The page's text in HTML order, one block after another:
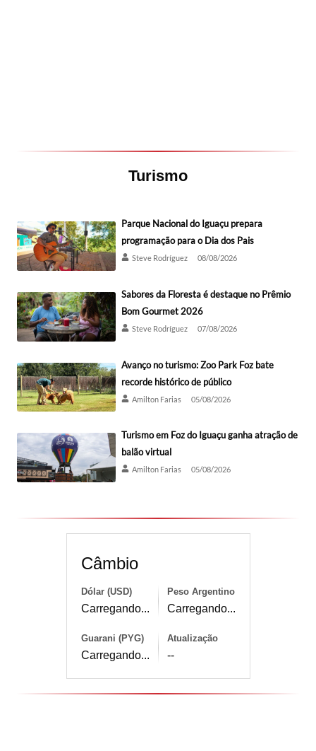
Turismo
Parque Nacional do Iguaçu prepara
programação para o Dia dos Pais
Steve Rodríguez 08/08/2026
Sabores da Floresta é destaque no Prêmio
Bom Gourmet 2026
Steve Rodríguez 07/08/2026
Avanço no turismo: Zoo Park Foz bate
recorde histórico de público
Amilton Farias 05/08/2026
Turismo em Foz do Iguaçu ganha atração de
balão virtual
Amilton Farias 05/08/2026
Câmbio
Dólar (USD)
Carregando...
Peso Argentino
Carregando...
Guarani (PYG)
Carregando...
Atualização
--